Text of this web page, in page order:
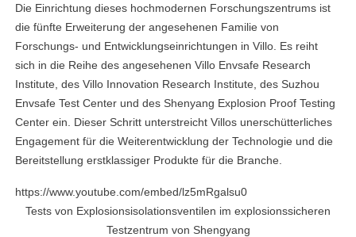
Die Einrichtung dieses hochmodernen Forschungszentrums ist
die fünfte Erweiterung der angesehenen Familie von
Forschungs- und Entwicklungseinrichtungen in Villo. Es reiht
sich in die Reihe des angesehenen Villo Envsafe Research
Institute, des Villo Innovation Research Institute, des Suzhou
Envsafe Test Center und des Shenyang Explosion Proof Testing
Center ein. Dieser Schritt unterstreicht Villos unerschütterliches
Engagement für die Weiterentwicklung der Technologie und die
Bereitstellung erstklassiger Produkte für die Branche.
https://www.youtube.com/embed/lz5mRgalsu0
Tests von Explosionsisolationsventilen im explosionssicheren
Testzentrum von Shengyang